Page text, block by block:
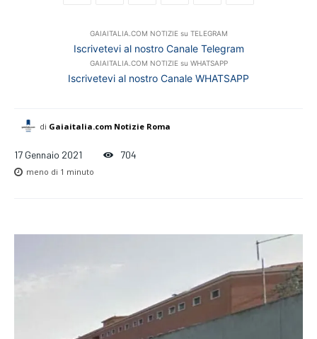
GAIAITALIA.COM NOTIZIE su TELEGRAM
Iscrivetevi al nostro Canale Telegram
GAIAITALIA.COM NOTIZIE su WHATSAPP
Iscrivetevi al nostro Canale WHATSAPP
di Gaiaitalia.com Notizie Roma
17 Gennaio 2021 704
meno di 1 minuto